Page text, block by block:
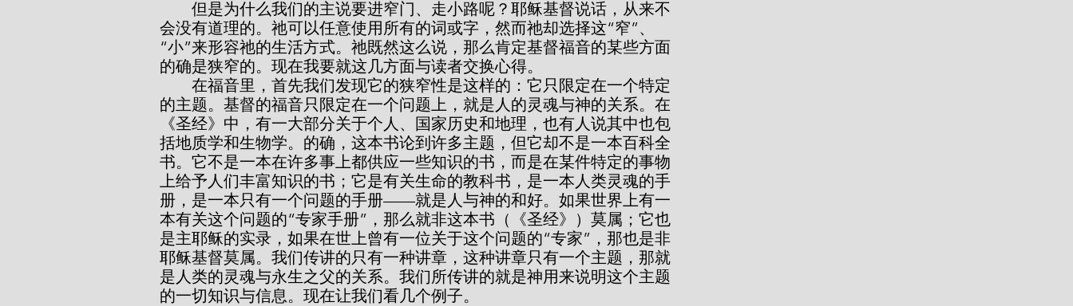
会没有道理的。祂可以任意使用所有的词或字，然而祂却选择这“窄”、
“小”来形容祂的生活方式。祂既然这么说，那么肯定基督福音的某些方面
的确是狭窄的。现在我要就这几方面与读者交换心得。
的主题。基督的福音只限定在一个问题上，就是人的灵魂与神的关系。在
《圣经》中，有一大部分关于个人、国家历史和地理，也有人说其中也包
括地质学和生物学。的确，这本书论到许多主题，但它却不是一本百科全
书。它不是一本在许多事上都供应一些知识的书，而是在某件特定的事物
上给予人们丰富知识的书；它是有关生命的教科书，是一本人类灵魂的手
册，是一本只有一个问题的手册——就是人与神的和好。如果世界上有一
本有关这个问题的“专家手册”，那么就非这本书（《圣经》）莫属；它也
是主耶稣的实录，如果在世上曾有一位关于这个问题的“专家”，那也是非
耶稣基督莫属。我们传讲的只有一种讲章，这种讲章只有一个主题，那就
是人类的灵魂与永生之父的关系。我们所传讲的就是神用来说明这个主题
的一切知识与信息。现在让我们看几个例子。